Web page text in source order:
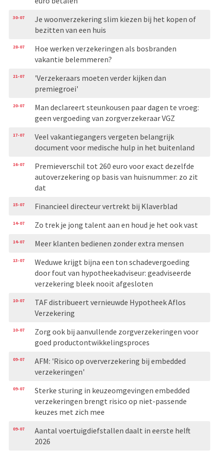
30-07
Je woonverzekering slim kiezen bij het kopen of
bezitten van een huis
28-07
Hoe werken verzekeringen als bosbranden
vakantie belemmeren?
21-07
'Verzekeraars moeten verder kijken dan
premiegroei'
20-07
Man declareert steunkousen paar dagen te vroeg:
geen vergoeding van zorgverzekeraar VGZ
17-07
Veel vakantiegangers vergeten belangrijk
document voor medische hulp in het buitenland
16-07
Premieverschil tot 260 euro voor exact dezelfde
autoverzekering op basis van huisnummer: zo zit
dat
15-07 Financieel directeur vertrekt bij Klaverblad
14-07 Zo trek je jong talent aan en houd je het ook vast
14-07 Meer klanten bedienen zonder extra mensen
13-07
Weduwe krijgt bijna een ton schadevergoeding
door fout van hypotheekadviseur: geadviseerde
verzekering bleek nooit afgesloten
10-07
TAF distribueert vernieuwde Hypotheek Aflos
Verzekering
10-07
Zorg ook bij aanvullende zorgverzekeringen voor
goed productontwikkelingsproces
09-07
AFM: 'Risico op oververzekering bij embedded
verzekeringen'
09-07
Sterke sturing in keuzeomgevingen embedded
verzekeringen brengt risico op niet-passende
keuzes met zich mee
09-07
Aantal voertuigdiefstallen daalt in eerste helft
2026